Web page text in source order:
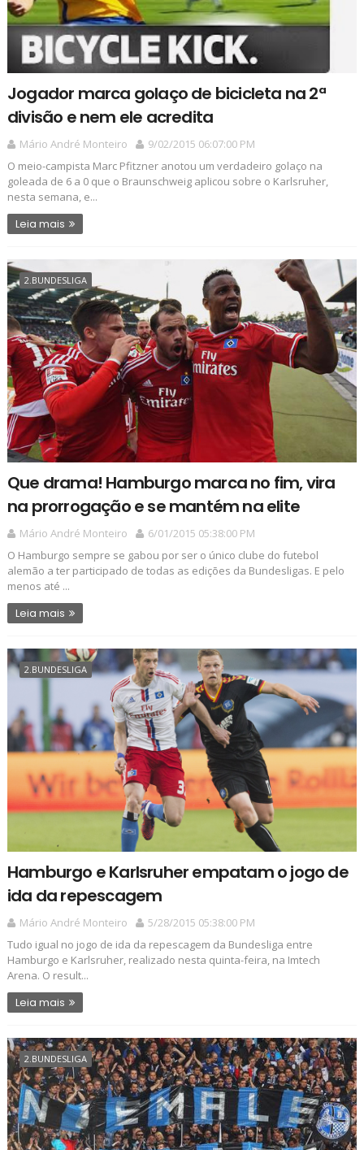
Jogador marca golaço de bicicleta na 2ª
divisão e nem ele acredita
Mário André Monteiro
9/02/2015 06:07:00 PM
O meio-campista Marc Pfitzner anotou um verdadeiro golaço na
goleada de 6 a 0 que o Braunschweig aplicou sobre o Karlsruher,
nesta semana, e...
Leia mais
2.BUNDESLIGA
Que drama! Hamburgo marca no fim, vira
na prorrogação e se mantém na elite
Mário André Monteiro
6/01/2015 05:38:00 PM
O Hamburgo sempre se gabou por ser o único clube do futebol
alemão a ter participado de todas as edições da Bundesligas. E pelo
menos até ...
Leia mais
2.BUNDESLIGA
Hamburgo e Karlsruher empatam o jogo de
ida da repescagem
Mário André Monteiro
5/28/2015 05:38:00 PM
Tudo igual no jogo de ida da repescagem da Bundesliga entre
Hamburgo e Karlsruher, realizado nesta quinta-feira, na Imtech
Arena. O result...
Leia mais
2.BUNDESLIGA